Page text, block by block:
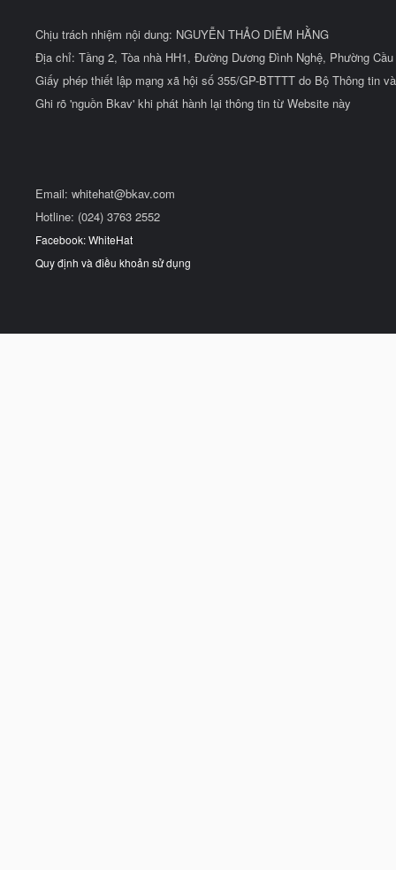
Chịu trách nhiệm nội dung: NGUYỄN THẢO DIỄM HẰNG
Địa chỉ: Tầng 2, Tòa nhà HH1, Đường Dương Đình Nghệ, Phường
Giấy phép thiết lập mạng xã hội số 355/GP-BTTTT do Bộ Thông tin
Ghi rõ 'nguồn Bkav' khi phát hành lại thông tin từ Website này
Email: whitehat@bkav.com
Hotline: (024) 3763 2552
Facebook: WhiteHat
Quy định và điều khoản sử dụng